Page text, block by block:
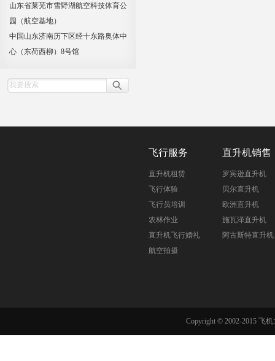
山东省莱芜市雪野湖航空科技体育公
园（航空基地）
中国山东济南历下区经十东路奥体中
心（东荷西柳）8号馆
飞行服务
直升机租赁
飞行体验
飞行员培训
农林作业
直升机飞行婚礼
航空拍摄
直升机销售
罗宾逊直升机
贝尔直升机
欧洲直升机
施瓦泽直升机
阿古斯特直升机
Copyright © 2002-2015 飞